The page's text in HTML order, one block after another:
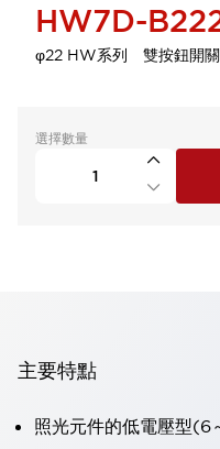
HW7D-
φ22 HW系列 雙按鈕開
選擇數量
主要特點
照光元件的低電壓型